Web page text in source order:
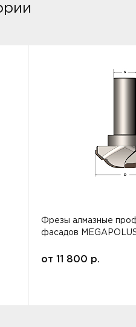
Фрезы алмазные
фасадов
от 11 800 р.